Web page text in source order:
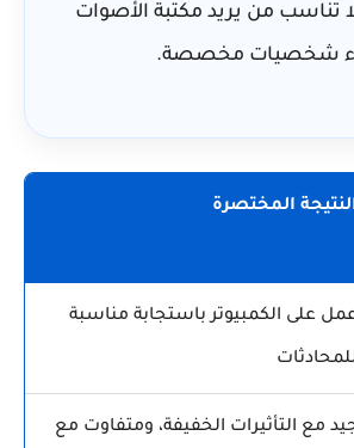
تناسب من يريد مكتبة الأصوات
شخصيات مخصصة.
المختصرة
على الكمبيوتر باستجابة مناسبة
مع التأثيرات الخفيفة، ومتفاوت مع